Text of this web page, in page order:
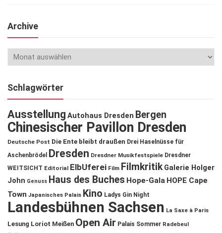
Archive
Schlagwörter
Ausstellung Autohaus Dresden Bergen
Chinesischer Pavillon Dresden
Deutsche Post Die Ente bleibt draußen Drei Haselnüsse für
Aschenbrödel
Dresden Dresdner Musikfestspiele Dresdner
WEITSICHT Editorial ElbUferei Film Filmkritik Galerie Holger
John Genuss Haus des Buches Hope-Gala HOPE Cape
Town Japanisches Palais Kino Ladys Gin Night
Landesbühnen Sachsen La Saxe à Paris
Lesung Loriot Meißen Open Air Palais Sommer Radebeul